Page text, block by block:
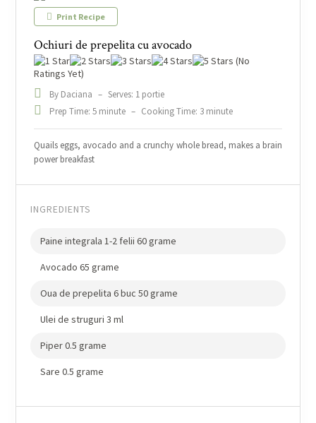
Print Recipe
Ochiuri de prepelita cu avocado
(No
Ratings Yet)
By Daciana – Serves: 1 portie
Prep Time: 5 minute – Cooking Time: 3 minute
Quails eggs, avocado and a crunchy whole bread, makes a brain
power breakfast
INGREDIENTS
Paine integrala 1-2 felii 60 grame
Avocado 65 grame
Oua de prepelita 6 buc 50 grame
Ulei de struguri 3 ml
Piper 0.5 grame
Sare 0.5 grame